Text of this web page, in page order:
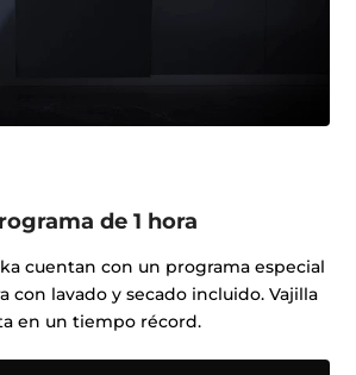
de 1 hora
cuentan con un programa especial
con lavado y secado incluido. Vajilla
en un tiempo récord.